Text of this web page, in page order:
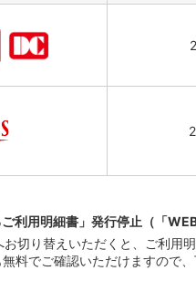
利用明細書」発行停止（「
お切り替えいただくと、ご利用
料でご確認いただけますので